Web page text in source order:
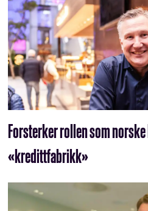
Forsterker rollen som
«kredittfabrikk»